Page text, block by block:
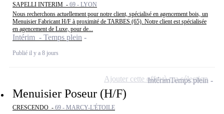
SAPELLI INTERIM - 69 - LYON
Nous recherchons actuellement pour notre client, spécialisé en agencement bois, un
Menuisier Fabricant H/F à proximité de TARBES (65). Notre client est spécialisée
en agencement de Luxe, pour de...
Intérim - Temps plein
Publié il y a 8 jours
Menuisier Poseur (H/F)
CRESCENDO - 69 - MARCY-L'ÉTOILE
IntérimTemps plein
Ajouter cette offre à ma sélection